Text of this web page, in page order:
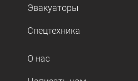
Эвакуаторы
Спецтехника
О нас